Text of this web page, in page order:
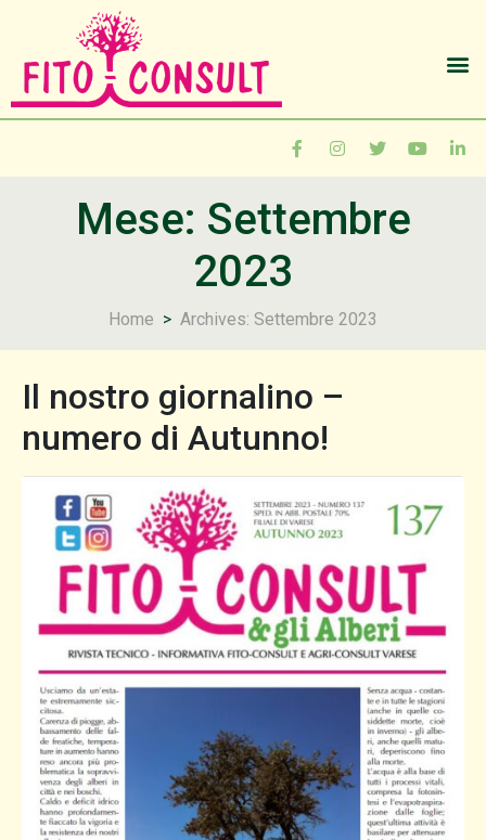
Mese: Settembre
2023
Home Archives: Settembre 2023
Il nostro giornalino –
numero di Autunno!